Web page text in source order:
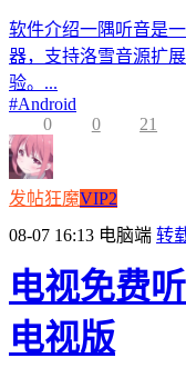
软件介绍一隅听音是
器，支持洛雪音源扩
验。...
#Android
0
0 21
发帖狂魔VIP2
08-07 16:13 电脑端 转
电视免费
电视版